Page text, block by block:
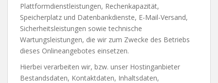
Plattformdienstleistungen, Rechenkapazität,
Speicherplatz und Datenbankdienste, E-Mail-Versand,
Sicherheitsleistungen sowie technische
Wartungsleistungen, die wir zum Zwecke des Betriebs
dieses Onlineangebotes einsetzen.
Hierbei verarbeiten wir, bzw. unser Hostinganbieter
Bestandsdaten, Kontaktdaten, Inhaltsdaten,